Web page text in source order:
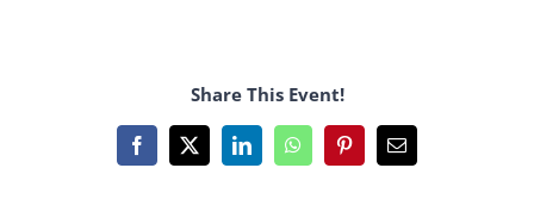
Share This Event!